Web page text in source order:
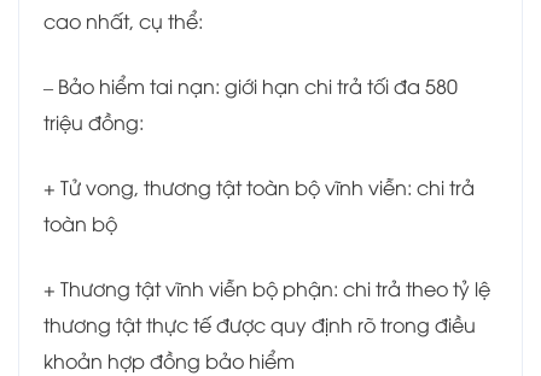
cao nhất, cụ thể:
– Bảo hiểm tai nạn: giới hạn chi trả tối đa 580
triệu đồng:
+ Tử vong, thương tật toàn bộ vĩnh viễn: chi trả
toàn bộ
+ Thương tật vĩnh viễn bộ phận: chi trả theo tỷ lệ
thương tật thực tế được quy định rõ trong điều
khoản hợp đồng bảo hiểm